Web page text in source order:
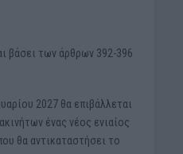
βάσει των άρθρων 392-396
2027 θα επιβάλλεται
ένας νέος ενιαίος
θα αντικαταστήσει το